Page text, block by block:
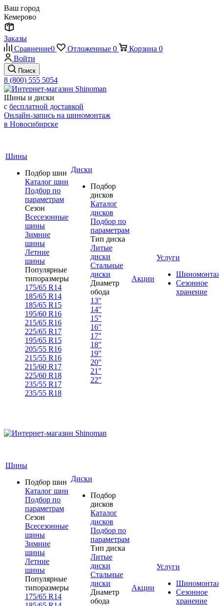
Ваш город
Кемерово
Заказы
Сравнение0 Отложенные 0 Корзина 0
Войти
Поиск
8 (800) 555 5054
Шины и диски
с бесплатной доставкой
Онлайн-запись на шиномонтаж
в Новосибирске
Шины
Подбор шин
Каталог шин
Подбор по
параметрам
Сезон
Всесезонные
шины
Зимние
шины
Летние
шины
Популярные
типоразмеры
175/65 R14
185/65 R14
185/65 R15
195/60 R16
215/65 R16
225/65 R17
195/65 R15
205/55 R16
215/55 R16
215/60 R17
225/60 R18
235/55 R17
235/55 R18
Диски
Подбор
дисков
Каталог
дисков
Подбор по
параметрам
Тип диска
Литые
диски
Стальные
диски
Диаметр
обода
13"
14"
15"
16"
17"
18"
19"
20"
21"
22"
Акции
Услуги
Сезонное
хранение
Шины
Подбор шин
Каталог шин
Подбор по
параметрам
Сезон
Всесезонные
шины
Зимние
шины
Летние
шины
Популярные
типоразмеры
175/65 R14
Диски
Подбор
дисков
Каталог
дисков
Подбор по
параметрам
Тип диска
Литые
диски
Стальные
диски
Диаметр
обода
Акции
Услуги
Сезонное
хранение